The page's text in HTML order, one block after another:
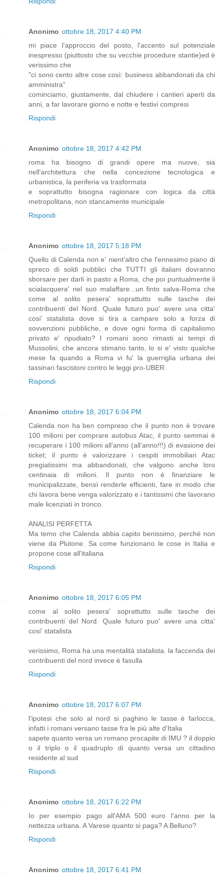
Anonimo ottobre 18, 2017 4:40 PM
mi piace l'approccio del posto, l'accento sul potenziale
inespresso (piuttosto che su vecchie procedure stantie)ed è
verissimo che
"ci sono cento altre cose così: business abbandonati da chi
amministra"
cominciamo, giustamente, dal chiudere i cantieri aperti da
anni, a far lavorare giorno e notte e festivi compresi
Rispondi
Anonimo ottobre 18, 2017 4:42 PM
roma ha bisogno di grandi opere ma nuove, sia
nell'architettura che nella concezione tecnologica e
urbanistica, la periferia va trasformata
e soprattutto bisogna ragionare con logica da città
metropolitana, non stancamente municipale
Rispondi
Anonimo ottobre 18, 2017 5:18 PM
Quello di Calenda non e' nient'altro che l'ennesimo piano di
spreco di soldi pubblici che TUTTI gli italiani dovranno
sborsare per darli in pasto a Roma, che poi puntualmente li
scialacquera' nel suo malaffare...un finto salva-Roma che
come al solito pesera' soprattutto sulle tasche dei
contribuenti del Nord. Quale futuro puo' avere una citta'
cosi' statalista dove si tira a campare solo a forza di
sovvenzioni pubbliche, e dove ogni forma di capitalismo
privato e' ripudiato? I romani sono rimasti ai tempi di
Mussolini, che ancora stimano tanto, lo si e' visto qualche
mese fa quando a Roma vi fu' la guerriglia urbana dei
tassinari fascistoni contro le leggi pro-UBER.
Rispondi
Anonimo ottobre 18, 2017 6:04 PM
Calenda non ha ben compreso che il punto non è trovare
100 milioni per comprare autobus Atac, il punto semmai è
recuperare i 100 milioni all’anno (all’anno!!!) di evasione dei
ticket; il punto è valorizzare i cespiti immobiliari Atac
pregiatissimi ma abbandonati, che valgono anche loro
centinaia di milioni. Il punto non è finanziare le
municipalizzate, bensì renderle efficienti, fare in modo che
chi lavora bene venga valorizzato e i tantissimi che lavorano
male licenziati in tronco.
ANALISI PERFETTA
Ma temo che Calenda abbia capito benissimo, perché non
viene da Plutone. Sa come funzionano le cose in Italia e
propone cose all'italiana
Rispondi
Anonimo ottobre 18, 2017 6:05 PM
come al solito pesera' soprattutto sulle tasche dei
contribuenti del Nord. Quale futuro puo' avere una citta'
cosi' statalista
verissimo, Roma ha una mentalità statalista. la faccenda dei
contribuenti del nord invece è fasulla
Rispondi
Anonimo ottobre 18, 2017 6:07 PM
l'ipotesi che solo al nord si paghino le tasse è farlocca,
infatti i romani versano tasse fra le più alte d'Italia
sapete quanto versa un romano procapite di IMU ? il doppio
o il triplo o il quadruplo di quanto versa un cittadino
residente al sud
Rispondi
Anonimo ottobre 18, 2017 6:22 PM
Io per esempio pago all'AMA 500 euro l'anno per la
nettezza urbana. A Varese quanto si paga? A Belluno?
Rispondi
Anonimo ottobre 18, 2017 6:41 PM